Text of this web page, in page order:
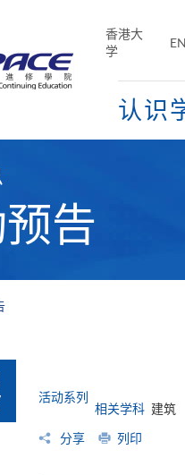
香港大
学
认识
告
活动系列
相关学科 建筑
分享 列印